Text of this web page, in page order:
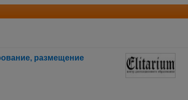
размещение